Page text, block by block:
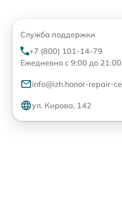
Служба поддержки
+7 (800) 101-14-79
Ежедневно с 9:00 до 21:00
info@izh.honor-repair-
ул. Кирова, 142